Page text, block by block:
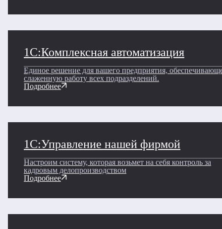
1С:Комплексная автоматизация
Единое решение для вашего предприятия,
слаженную работу всех подразделений.
Подробнее
1С:Управление нашей фирмой
Настроим систему, которая возьмет на себя контроль за
кадровым делопроизводством
Подробнее